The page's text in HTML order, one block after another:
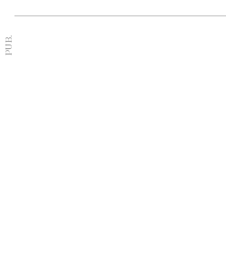
PUB.